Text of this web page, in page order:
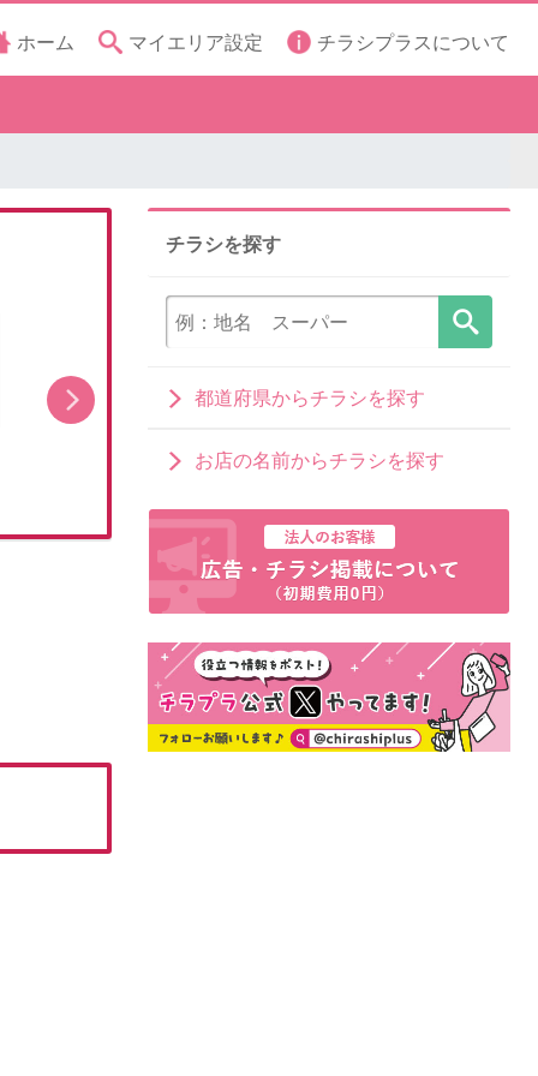
ホーム マイエリア設定 チラシプラスについて
最新のお買い得チラシ!2
チラシを探す
都道府県からチラシを探す
お店の名前からチラシを探す